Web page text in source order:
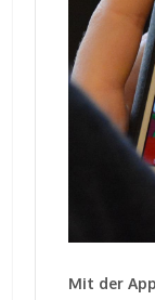
Mit der